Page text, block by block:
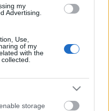
my
Advertising.
Use,
of my
with the
storage
***…
"Istenem,
oltalmat,